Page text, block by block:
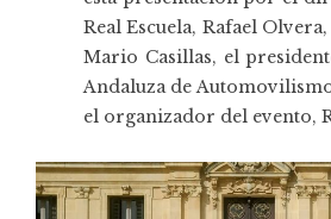
Real Escuela, Rafael
Mario Casillas, el
Andaluza de
el organizador del evento,